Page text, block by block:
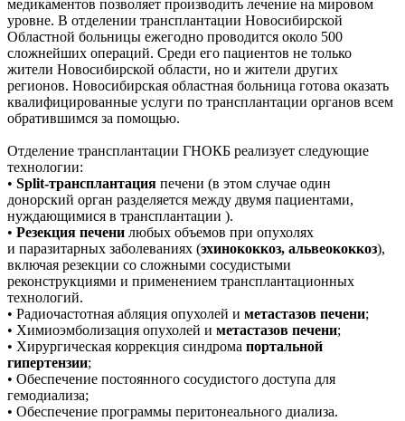
медикаментов позволяет производить лечение на мировом
уровне. В отделении трансплантации Новосибирской
Областной больницы ежегодно проводится около 500
сложнейших операций. Среди его пациентов не только
жители Новосибирской области, но и жители других
регионов. Новосибирская областная больница готова оказать
квалифицированные услуги по трансплантации органов всем
обратившимся за помощью.
Отделение трансплантации ГНОКБ реализует следующие
технологии:
• Split-трансплантация печени (в этом случае один
донорский орган разделяется между двумя пациентами,
нуждающимися в трансплантации ).
• Резекция печени любых объемов при опухолях
и паразитарных заболеваниях (эхинококкоз, альвеококкоз),
включая резекции со сложными сосудистыми
реконструкциями и применением трансплантационных
технологий.
• Радиочастотная абляция опухолей и метастазов печени;
• Химиоэмболизация опухолей и метастазов печени;
• Хирургическая коррекция синдрома портальной
гипертензии;
• Обеспечение постоянного сосудистого доступа для
гемодиализа;
• Обеспечение программы перитонеального диализа.